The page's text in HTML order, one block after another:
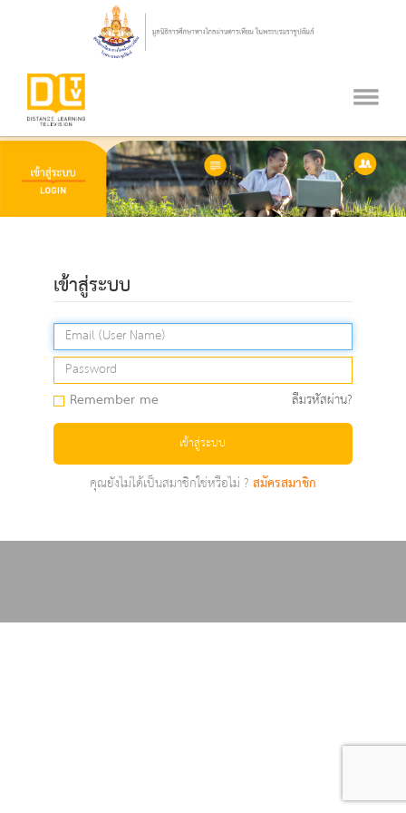
เข้าสู่ระบบ
Remember me ลืมรหัสผ่าน?
เข้าสู่ระบบ
คุณยังไม่ได้เป็นสมาชิกใช่หรือไม่ ?สมัครสมาชิก